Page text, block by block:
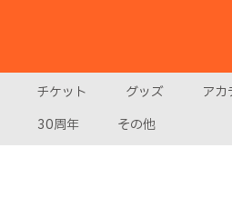
チケット グッズ
アカ
30周年 その他